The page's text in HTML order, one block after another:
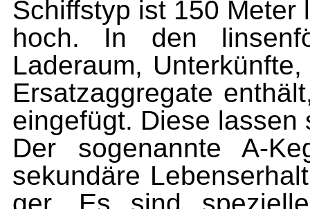
Schiffstyp ist 150 Meter
hoch. In den
Laderaum,
Ersatzaggregate
einge­fügt. Diese lassen
Der sogenannte A-
sekundäre